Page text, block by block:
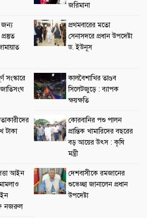
জরিমানা
জন্য
প্রথমবারের মতো
সেনাসদরে প্রধান উপদেষ্টা
ড. ইউনূস
সংস্কারে
কালবৈশাখির তাণ্ডব
সিলেটজুড়ে : ব্যাপক
ক্ষয়ক্ষতি
টাকা
কোরবানির পশু পালন
প্রান্তিক খামারিদের বছরের
বড় আয়ের উৎস : কৃষি
মন্ত্রী
আইন
নজরুল
দেশবাসীকে রমজানের
শুভেচ্ছা জানালেন প্রধান
উপদেষ্টা